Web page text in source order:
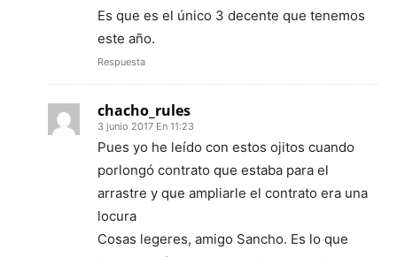
Es que es el único 3 decente que tenemos
este año.
Respuesta
chacho_rules
3 junio 2017 En 11:23
Pues yo he leído con estos ojitos cuando
porlongó contrato que estaba para el
arrastre y que ampliarle el contrato era una
locura
Cosas legeres, amigo Sancho. Es lo que